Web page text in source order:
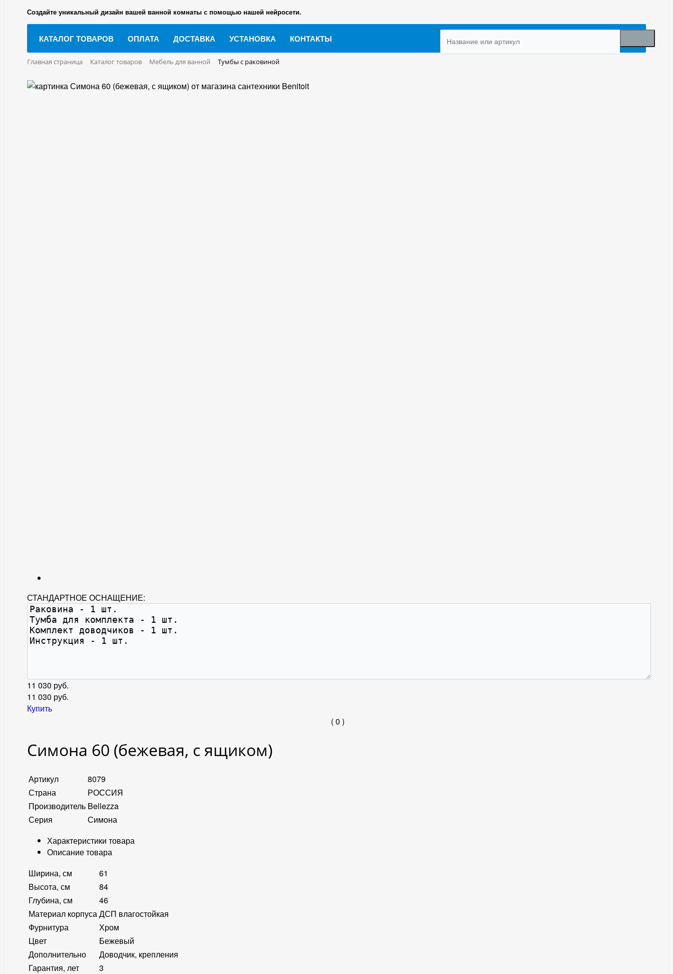
Создайте уникальный дизайн вашей ванной комнаты с помощью нашей нейросети.
КАТАЛОГ ТОВАРОВ ОПЛАТА ДОСТАВКА УСТАНОВКА КОНТАКТЫ
Главная страница Каталог товаров Мебель для ванной Тумбы с раковиной
СТАНДАРТНОЕ ОСНАЩЕНИЕ:
11 030 руб.
11 030 руб.
Купить
( 0 )
Симона 60 (бежевая, с ящиком)
Артикул
8079
Страна
РОССИЯ
Производитель Bellezza
Серия
Симона
Характеристики товара
Описание товара
Ширина, см
61
Высота, см
84
Глубина, см
46
Материал корпусаДСП влагостойкая
Фурнитура
Хром
Цвет
Бежевый
Дополнительно
Доводчик, крепления
Гарантия, лет
3